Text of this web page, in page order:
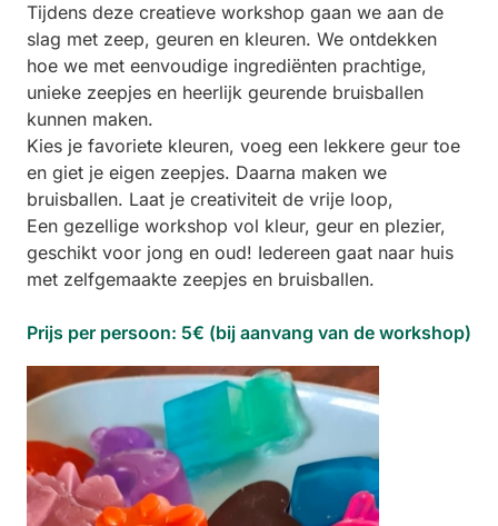
Tijdens deze creatieve workshop gaan we aan de
slag met zeep, geuren en kleuren. We ontdekken
hoe we met eenvoudige ingrediënten prachtige,
unieke zeepjes en heerlijk geurende bruisballen
kunnen maken.
Kies je favoriete kleuren, voeg een lekkere geur toe
en giet je eigen zeepjes. Daarna maken we
bruisballen. Laat je creativiteit de vrije loop,
Een gezellige workshop vol kleur, geur en plezier,
geschikt voor jong en oud! Iedereen gaat naar huis
met zelfgemaakte zeepjes en bruisballen.
Prijs per persoon: 5€ (bij aanvang van de workshop)